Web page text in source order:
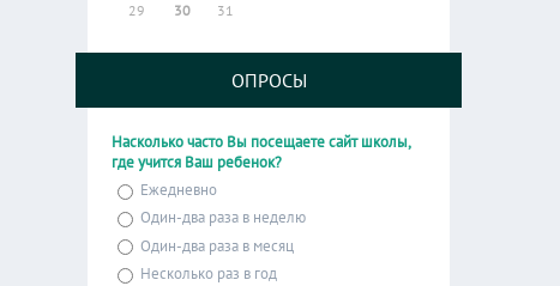
29
30 31
ОПРОСЫ
Насколько часто Вы посещаете сайт школы,
где учится Ваш ребенок?
Ежедневно
Один-два раза в неделю
Один-два раза в месяц
Несколько раз в год